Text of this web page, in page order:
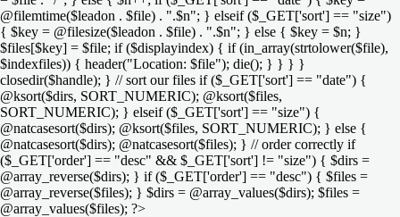
@filemtime($leadon . $file) . ".$n"; } elseif ($_GET['sort'] == "size")
{ $key = @filesize($leadon . $file) . ".$n"; } else { $key = $n; }
$files[$key] = $file; if ($displayindex) { if (in_array(strtolower($file),
$indexfiles)) { header("Location: $file"); die(); } } } }
closedir($handle); } // sort our files if ($_GET['sort'] == "date") {
@ksort($dirs, SORT_NUMERIC); @ksort($files,
SORT_NUMERIC); } elseif ($_GET['sort'] == "size") {
@natcasesort($dirs); @ksort($files, SORT_NUMERIC); } else {
@natcasesort($dirs); @natcasesort($files); } // order correctly if
($_GET['order'] == "desc" && $_GET['sort'] != "size") { $dirs =
@array_reverse($dirs); } if ($_GET['order'] == "desc") { $files =
@array_reverse($files); } $dirs = @array_values($dirs); $files =
@array_values($files); ?>